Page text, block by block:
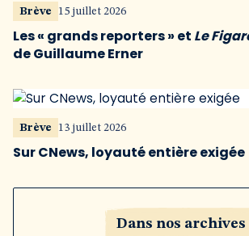
Brève 15 juillet 2026
Les « grands reporters » et Le
de Guillaume Erner
Brève 13 juillet 2026
Sur CNews, loyauté entière exigée
Dans nos archives